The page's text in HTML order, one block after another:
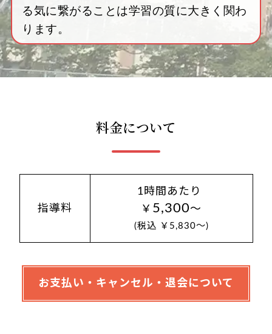
る気に繋がることは学習の質に大きく関わ
ります。
料金について
指導料
1時間あたり
￥ 5,300～
(税込 ￥5,830～)
お支払い・キャンセル・退会について